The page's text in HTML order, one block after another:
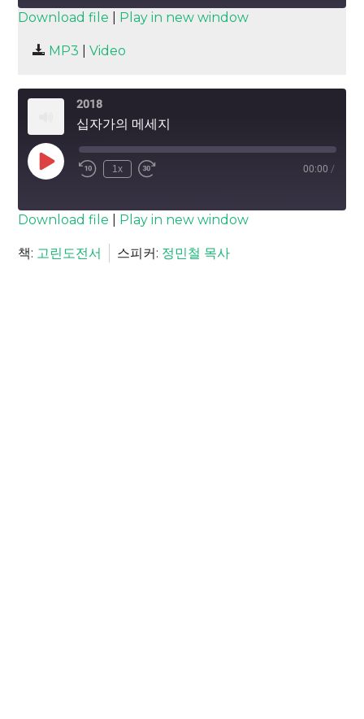
SUBSCRIBE
RSS FEED
SHARE
Download file Play in new window
MP3 Video
2018
십자가의 메세지
Play
Episode
1x 00:00 /
SUBSCRIBE
RSS FEED
SHARE
Download file Play in new window
책: 고린도전서 스피커: 정민철 목사